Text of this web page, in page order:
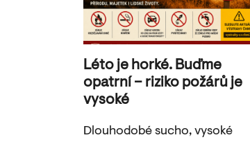
Léto je horké. Buďme
opatrní – riziko požárů je
vysoké
Dlouhodobé sucho, vysoké